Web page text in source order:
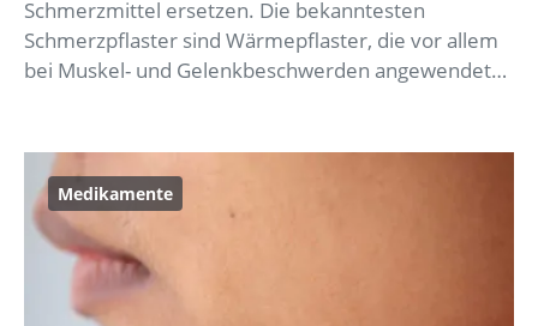
Schmerzmittel ersetzen. Die bekanntesten
Schmerzpflaster sind Wärmepflaster, die vor allem
bei Muskel- und Gelenkbeschwerden angewendet…
Medikamente